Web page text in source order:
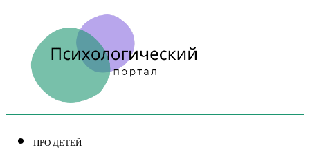
ПРО ДЕТЕЙ